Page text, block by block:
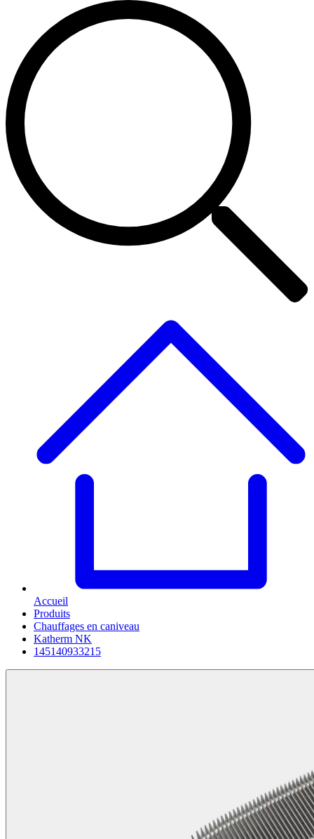
Accueil
Produits
Chauffages en caniveau
Katherm NK
145140933215